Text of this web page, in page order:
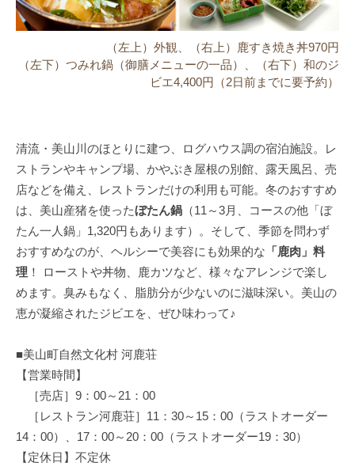
（左上）外観、（右上）鹿すき焼き丼970円
（左下）つみれ鍋（御膳メニューの一品）、（右下）和のジ
ビエ4,400円（2日前までに要予約）
清流・美山川のほとりに建つ、ログハウス調の宿泊施設。レ
ストランやキャンプ場、かやぶき屋根の別館、露天風呂、売
店などを備え、レストランだけの利用も可能。冬のおすすめ
は、美山産猪を使ったぼたん鍋 （11～3月、コースの他「ぼ
たん一人鍋」1,320円もあります）。そして、季節を問わず
おすすめなのが、ヘルシーで美容にも効果的な 「鹿肉」料
理 ！ ローストや丼物、鹿カツなど、様々なアレンジで楽し
めます。臭みもなく、脂肪分が少ないのに滋味深い。美山の
恵が凝縮されたジビエを、ぜひ味わって♪
■美山町自然文化村 河鹿荘
【営業時間】
［売店］9：00～21：00
［レストラン河鹿荘］11：30～15：00（ラストオーダー
14：00）、17：00～20：00（ラストオーダー19：30）
【定休日】不定休